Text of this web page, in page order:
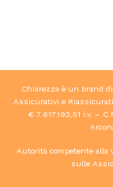
Chiarezza è un brand
Assicurativi e
€ 7.617.193,51 i.v. –
Autorità competente alla
sulle